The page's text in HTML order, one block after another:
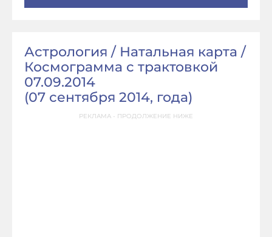
Астрология / Натальная карта /
Космограмма с трактовкой
07.09.2014
(07 сентября 2014, года)
РЕКЛАМА - ПРОДОЛЖЕНИЕ НИЖЕ